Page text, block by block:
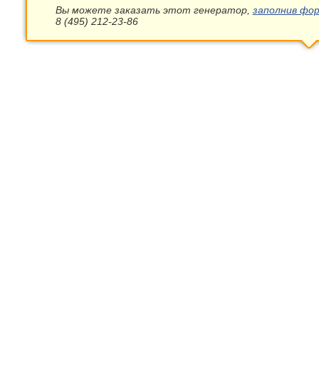
Вы можете заказать этот генератор, заполнив
8 (495) 212-23-86